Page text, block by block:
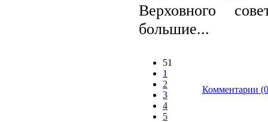
Верховного
большие...
51
1
2
3
4
5
Комментарии